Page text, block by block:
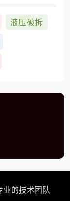
液压破拆
业的技术团队